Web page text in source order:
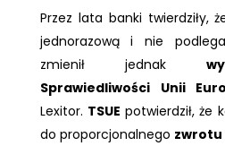
Przez lata banki twierdziły,
jednorazową i nie
zmienił jednak
Sprawiedliwości Unii
Lexitor. TSUE potwierdził, że
do proporcjonalnego zwrotu